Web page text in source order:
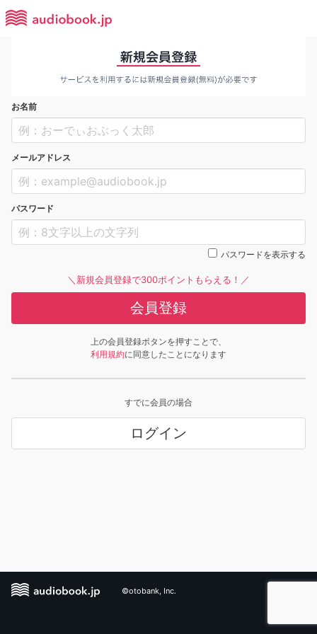
お名前
メールアドレス
パスワード
パスワードを表示する
＼新規会員登録で300ポイントもらえる！／
会員登録
上の会員登録ボタンを押すことで、
利用規約に同意したことになります
すでに会員の場合
ログイン
©otobank, Inc.